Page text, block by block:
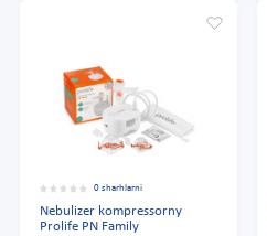
0 sharhlarni
Nebulizer kompressorny
Prolife PN Family